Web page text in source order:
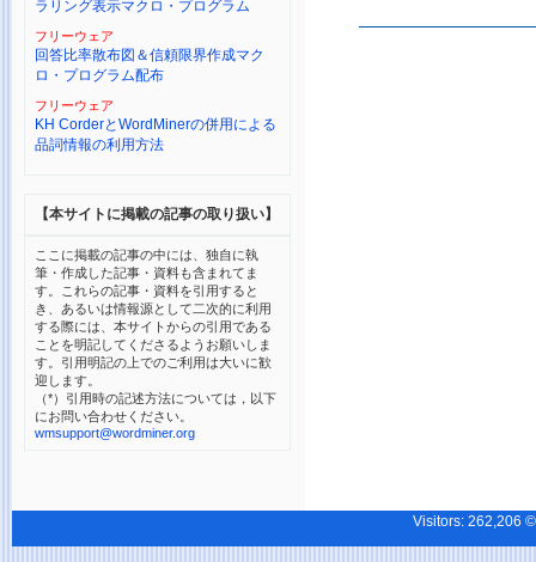
ラリング表示マクロ・プログラム
フリーウェア
回答比率散布図＆信頼限界作成マク
ロ・プログラム配布
フリーウェア
KH CorderとWordMinerの併用による
品詞情報の利用方法
【本サイトに掲載の記事の取り扱い】
ここに掲載の記事の中には、独自に執
筆・作成した記事・資料も含まれてま
す。これらの記事・資料を引用すると
き、あるいは情報源として二次的に利用
する際には、本サイトからの引用である
ことを明記してくださるようお願いしま
す。引用明記の上でのご利用は大いに歓
迎します。
（*）引用時の記述方法については，以下
にお問い合わせください。
wmsupport@wordminer.org
Visitors: 262,206